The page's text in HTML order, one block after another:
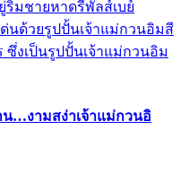
มชายหาดรีพัลส์เบย์
ด่นด้วยรูปปั้นเจ้าแม่กวนอิมสี
ซึ่งเป็นรูปปั้นเจ้าแม่กวนอิม
น…งามสง่าเจ้าแม่กวนอิ